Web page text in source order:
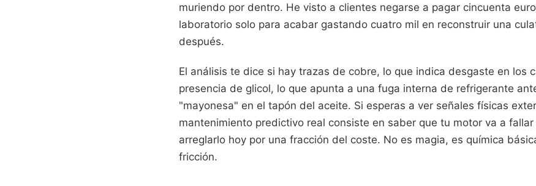
muriendo por dentro. He visto a clientes negarse a pagar cincuenta
laboratorio solo para acabar gastando cuatro mil en reconstruir una
después.
El análisis te dice si hay trazas de cobre, lo que indica desgaste en los
presencia de glicol, lo que apunta a una fuga interna de refrigerante
"mayonesa" en el tapón del aceite. Si esperas a ver señales físicas
mantenimiento predictivo real consiste en saber que tu motor va a
arreglarlo hoy por una fracción del coste. No es magia, es química
fricción.